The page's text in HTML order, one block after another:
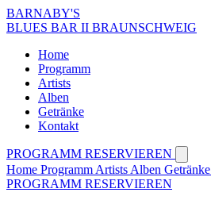
BARNABY'S
BLUES BAR II BRAUNSCHWEIG
Home
Programm
Artists
Alben
Getränke
Kontakt
PROGRAMM RESERVIEREN
Home Programm Artists Alben Getränke
PROGRAMM RESERVIEREN